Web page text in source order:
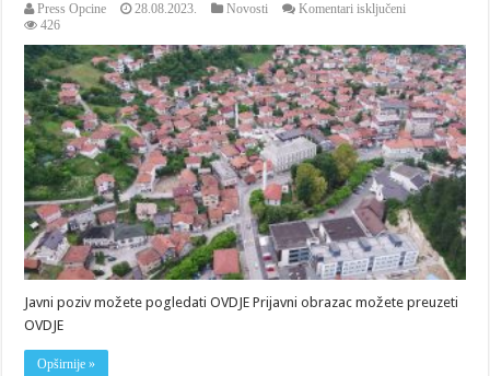
Press Opcine 28.08.2023. Novosti Komentari isključeni
objekata
i
obnove
fasada
426
Javni poziv možete pogledati OVDJE Prijavni obrazac možete preuzeti
OVDJE
Opširnije »